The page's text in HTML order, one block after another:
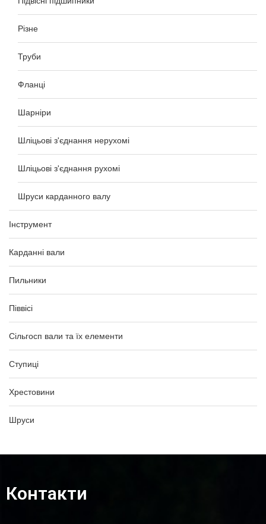
Різне
Труби
Фланці
Шарніри
Шліцьові з'єднання нерухомі
Шліцьові з'єднання рухомі
Шруси карданного валу
Інструмент
Карданні вали
Пильники
Піввісі
Сільгосп вали та їх елементи
Ступиці
Хрестовини
Шруси
Контакти